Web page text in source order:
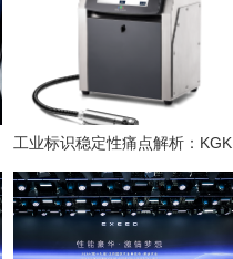
工业标识稳定性痛点解析：KGK
喷码技术的应对逻辑